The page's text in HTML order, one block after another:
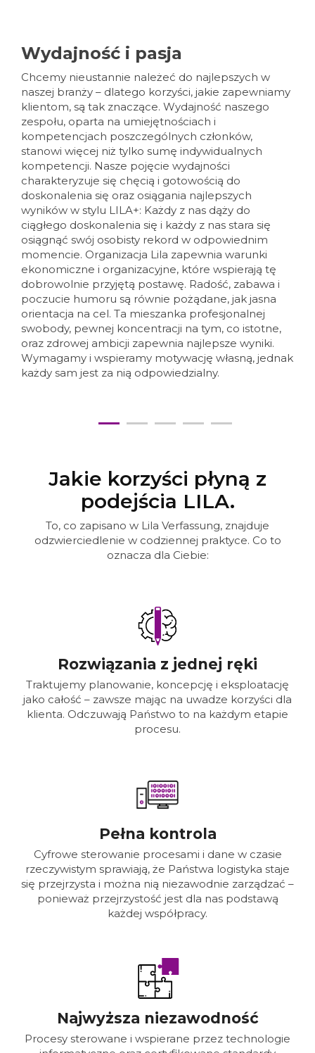
Wydajność i pasja
Chcemy nieustannie należeć do najlepszych w
naszej branży – dlatego korzyści, jakie zapewniamy
klientom, są tak znaczące. Wydajność naszego
zespołu, oparta na umiejętnościach i
kompetencjach poszczególnych członków,
stanowi więcej niż tylko sumę indywidualnych
kompetencji. Nasze pojęcie wydajności
charakteryzuje się chęcią i gotowością do
doskonalenia się oraz osiągania najlepszych
wyników w stylu LILA+: Każdy z nas dąży do
ciągłego doskonalenia się i każdy z nas stara się
osiągnąć swój osobisty rekord w odpowiednim
momencie. Organizacja Lila zapewnia warunki
ekonomiczne i organizacyjne, które wspierają tę
dobrowolnie przyjętą postawę. Radość, zabawa i
poczucie humoru są równie pożądane, jak jasna
orientacja na cel. Ta mieszanka profesjonalnej
swobody, pewnej koncentracji na tym, co istotne,
oraz zdrowej ambicji zapewnia najlepsze wyniki.
Wymagamy i wspieramy motywację własną, jednak
każdy sam jest za nią odpowiedzialny.
Jakie korzyści płyną z
podejścia LILA.
To, co zapisano w Lila Verfassung, znajduje
odzwierciedlenie w codziennej praktyce. Co to
oznacza dla Ciebie:
Rozwiązania z jednej ręki
Traktujemy planowanie, koncepcję i eksploatację
jako całość – zawsze mając na uwadze korzyści dla
klienta. Odczuwają Państwo to na każdym etapie
procesu.
Pełna kontrola
Cyfrowe sterowanie procesami i dane w czasie
rzeczywistym sprawiają, że Państwa logistyka staje
się przejrzysta i można nią niezawodnie zarządzać –
ponieważ przejrzystość jest dla nas podstawą
każdej współpracy.
Najwyższa niezawodność
Procesy sterowane i wspierane przez technologie